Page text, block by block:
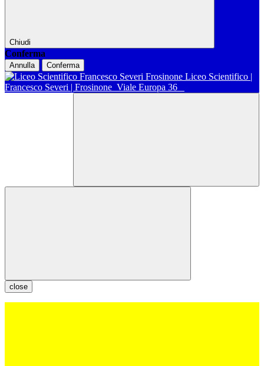
Chiudi
Conferma
Annulla Conferma
Liceo Scientifico |
Francesco Severi | Frosinone Viale Europa 36
close